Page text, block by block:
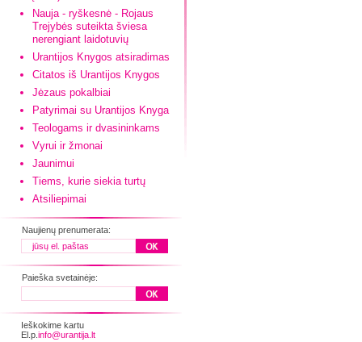
Nauja - ryškesnė - Rojaus
Trejybės suteikta šviesa
nerengiant laidotuvių
Urantijos Knygos atsiradimas
Citatos iš Urantijos Knygos
Jėzaus pokalbiai
Patyrimai su Urantijos Knyga
Teologams ir dvasininkams
Vyrui ir žmonai
Jaunimui
Tiems, kurie siekia turtų
Atsiliepimai
Naujienų prenumerata:
Paieška svetainėje:
Ieškokime kartu
El.p. info@urantija.lt